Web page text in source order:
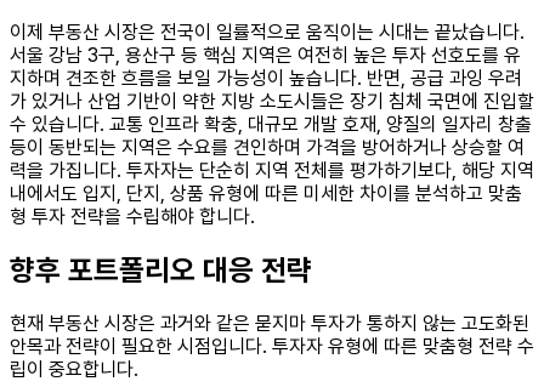
이제 부동산 시장은 전국이 일률적으로 움직이는 시대는 끝났습니다.
서울 강남 3구, 용산구 등 핵심 지역은 여전히 높은 투자 선호도를 유
지하며 견조한 흐름을 보일 가능성이 높습니다. 반면, 공급 과잉 우려
가 있거나 산업 기반이 약한 지방 소도시들은 장기 침체 국면에 진입할
수 있습니다. 교통 인프라 확충, 대규모 개발 호재, 양질의 일자리 창출
등이 동반되는 지역은 수요를 견인하며 가격을 방어하거나 상승할 여
력을 가집니다. 투자자는 단순히 지역 전체를 평가하기보다, 해당 지역
내에서도 입지, 단지, 상품 유형에 따른 미세한 차이를 분석하고 맞춤
형 투자 전략을 수립해야 합니다.
향후 포트폴리오 대응 전략
현재 부동산 시장은 과거와 같은 묻지마 투자가 통하지 않는 고도화된
안목과 전략이 필요한 시점입니다. 투자자 유형에 따른 맞춤형 전략 수
립이 중요합니다.